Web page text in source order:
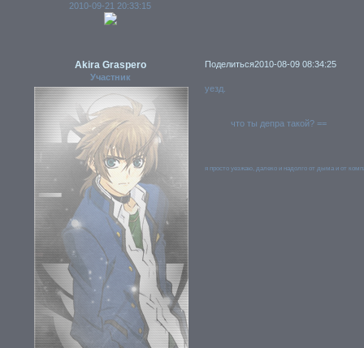
2010-09-21 20:33:15
Поделиться2010-08-09 08:34:25
Akira Graspero
Участник
уезд.
что ты депра такой? ==
я просто уезжаю, далеко и надолго от дыма и от